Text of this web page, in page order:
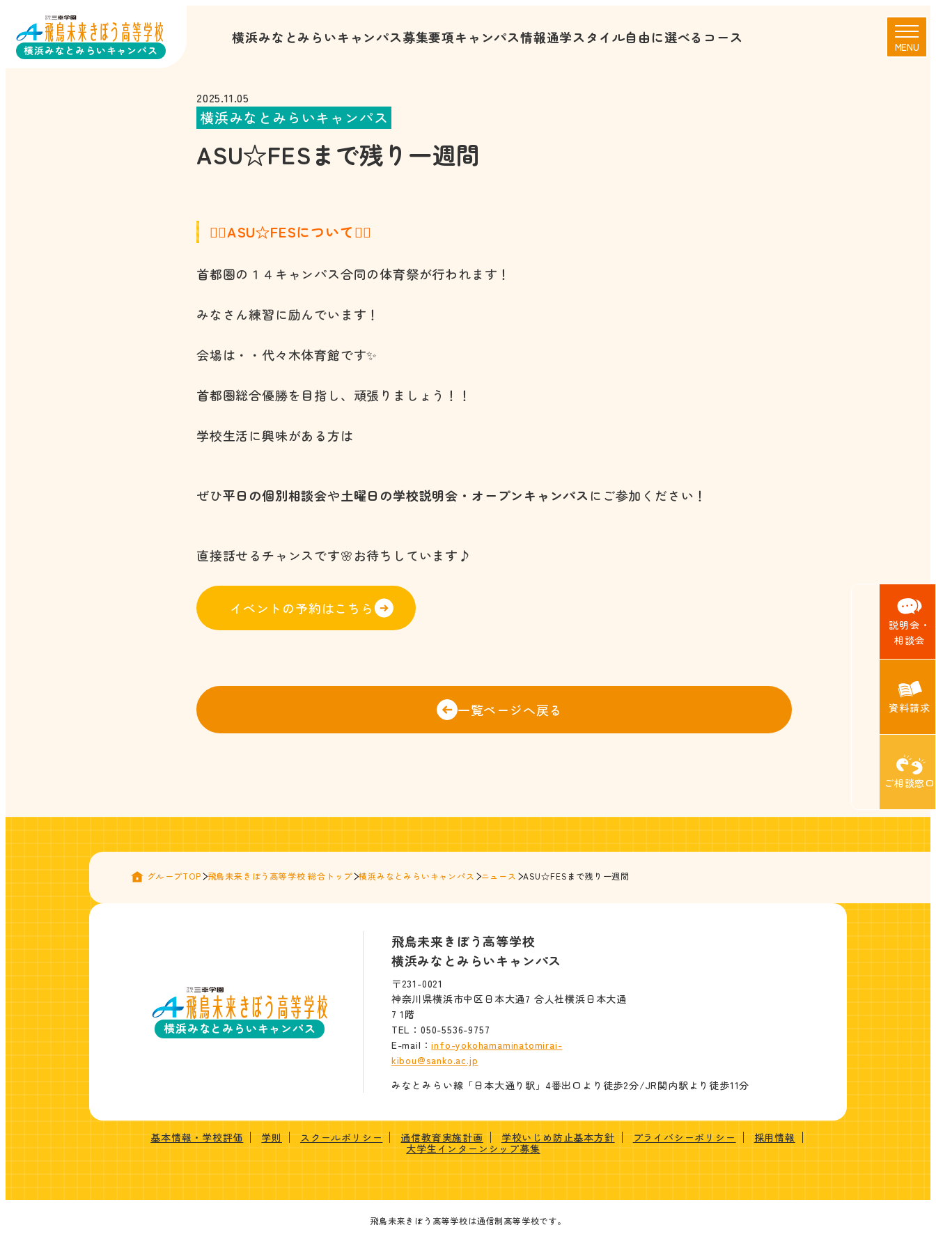
横浜みなとみらいキャンパス
横浜みなとみらいキャンパス募集要項キャンパス情報通学スタイル自由に選べるコース
MENU
ASU☆FESまで残り一週間
2025.11.05
横浜みなとみらいキャンパス
🏃‍♀️ASU☆FESについて🏃‍♂️
首都圏の１４キャンパス合同の体育祭が行われます！
みなさん練習に励んでいます！
会場は・・代々木体育館です✨
首都圏総合優勝を目指し、頑張りましょう！！
学校生活に興味がある方は
ぜひ平日の個別相談会や土曜日の学校説明会・オープンキャンパス にご参加ください！
直接話せるチャンスです🌸お待ちしています♪
イベントの予約はこちら
一覧ページへ戻る
説明会・
相談会
資料請求
ご相談窓口
グループTOP 飛鳥未来きぼう高等学校 総合トップ 横浜みなとみらいキャンパス ニュース ASU☆FESまで残り一週間
横浜みなとみらいキャンパス
飛鳥未来きぼう高等学校
横浜みなとみらいキャンパス
〒231-0021
神奈川県横浜市中区日本大通7 合人社横浜日本大通
7 1階
TEL：050-5536-9757
E-mail：info-yokohamaminatomirai-
kibou@sanko.ac.jp
みなとみらい線「日本大通り駅」4番出口より徒歩2分/JR関内駅より徒歩11分
基本情報・学校評価 学則 スクールポリシー 通信教育実施計画 学校いじめ防止基本方針 プライバシーポリシー
採用情報
大学生インターンシップ募集
飛鳥未来きぼう高等学校は通信制高等学校です。